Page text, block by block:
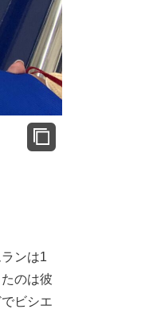
ンは1
のは彼
ビシエ